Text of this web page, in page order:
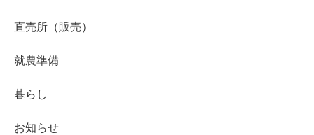
直売所（販売）
就農準備
暮らし
お知らせ